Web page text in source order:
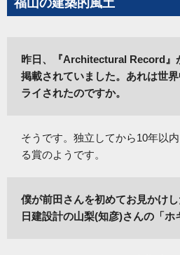
福山の建築的風土
昨日、『Architectural Record』
掲載されていました。あれは世
ライされたのですか。
そうです。独立してから10年以
る賞のようです。
僕が前田さんを初めてお見かけ
日建設計の山梨(知彦)さんの「